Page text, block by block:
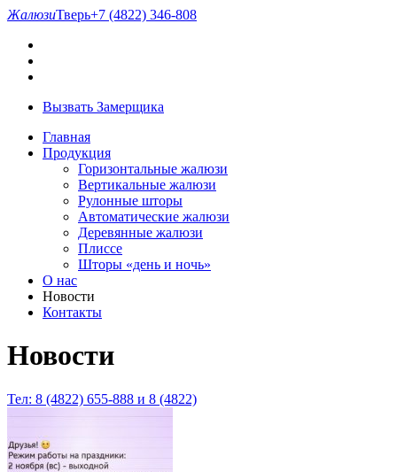
ЖалюзиТверь+7 (4822) 346-808
Вызвать Замерщика
Главная
Продукция
Горизонтальные жалюзи
Вертикальные жалюзи
Рулонные шторы
Автоматические жалюзи
Деревянные жалюзи
Плиссе
Шторы «день и ночь»
О нас
Новости
Контакты
Новости
Тел: 8 (4822) 655-888 и 8 (4822)